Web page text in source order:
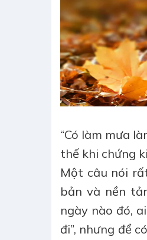
“Có làm mưa
thế khi chứng
Một câu nói
bản và nền
ngày nào đó,
đi”, nhưng để